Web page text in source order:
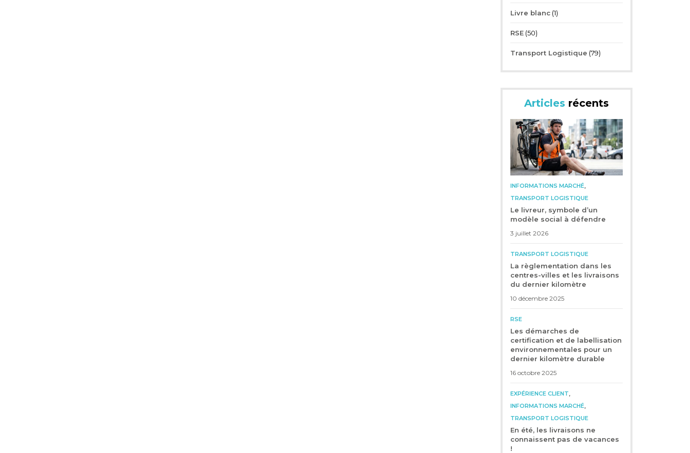
Livre blanc(1)
RSE(50)
Transport Logistique (79)
Articles récents
INFORMATIONS MARCHÉ,
TRANSPORT LOGISTIQUE
Le livreur, symbole d’un
modèle social à défendre
3 juillet 2026
TRANSPORT LOGISTIQUE
La règlementation dans les
centres-villes et les livraisons
du dernier kilomètre
10 décembre 2025
RSE
Les démarches de
certification et de labellisation
environnementales pour un
dernier kilomètre durable
16 octobre 2025
EXPÉRIENCE CLIENT
INFORMATIONS MARCHÉ,
TRANSPORT LOGISTIQUE
En été, les livraisons ne
connaissent pas de vacances
!